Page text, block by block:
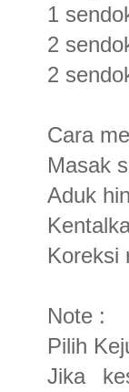
1
2
2
Cara
Masak
Aduk
Koreksi
Note :
Pilih
Jika